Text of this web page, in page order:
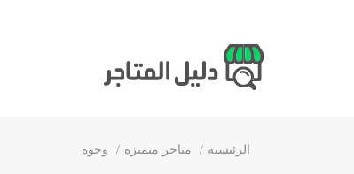
الرئيسية متاجر متميزة وجوه